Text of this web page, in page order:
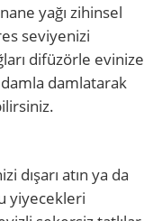
yağı zihinsel
seviyenizi
difüzörle evinize
damlatarak
dışarı atın ya da
yiyecekleri